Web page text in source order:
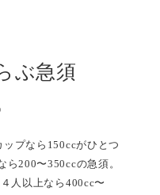
ぶ急須
プなら150ccがひとつ
200〜350ccの急須。
人以上なら400cc〜